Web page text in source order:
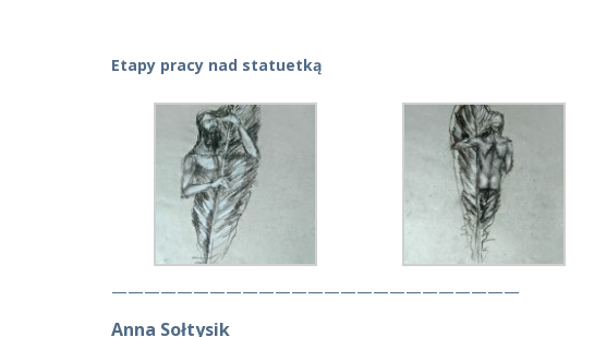
Etapy pracy nad statuetką
—————————————————————————
Anna Sołtysik